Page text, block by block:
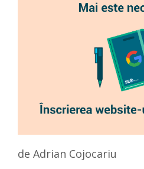
de Adrian Cojocariu